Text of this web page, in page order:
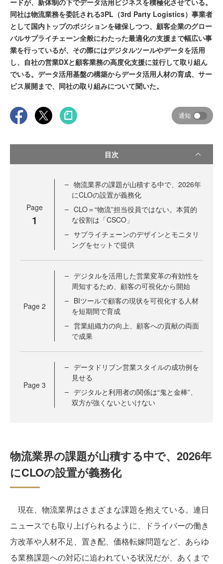
ードが、新体制の下でデータ活用ビジネスを積極化させている。
同社は物流業務を委託される3PL（3rd Party Logistics）事業者
として国内トップのポジションを確保しつつ、顧客企業のグロー
バルサプライチェーン全般にわたった最適化の支援まで幅広い事
業を行っているが、その際にはデジタルツールやデータを活用
し、自社の営業DXと顧客業務の高度化支援に並行して取り組ん
でいる。データ活用基盤の構築からデータ活用人材の育成、サー
ビス展開まで、同社の取り組みについて聞いた。
通知
目次
Page
1
物流業界の課題が山積する中で、2026年
にCLOの設置が義務化
CLO＝“物流”担当役員ではない。本質的
な役割は「CSCO」
サプライチェーンのデザインとモニタリ
ングをセットで提供
Page 2
デジタルを活用した営業変革の有効性を
周知するため、顧客の可視化から開始
BIツールで顧客の現状を可視化する人材
を短期間で育成
営業組織力の向上、顧客への貢献の両面
で成果
Page 3
データドリブン営業スタイルの成功例を
見せる
デジタルと利用者の関係は“鬼と金棒”、
双方が強くないといけない
物流業界の課題が山積する中で、2026年
にCLOの設置が義務化
現在、物流業界はさまざまな課題を抱えている。連日
ニュースでも取り上げられるように、ドライバーの働き
方改革や人材不足、置き配、価格転嫁問題など、あらゆ
る業務課題への対応に追われている状況だが、あくまで